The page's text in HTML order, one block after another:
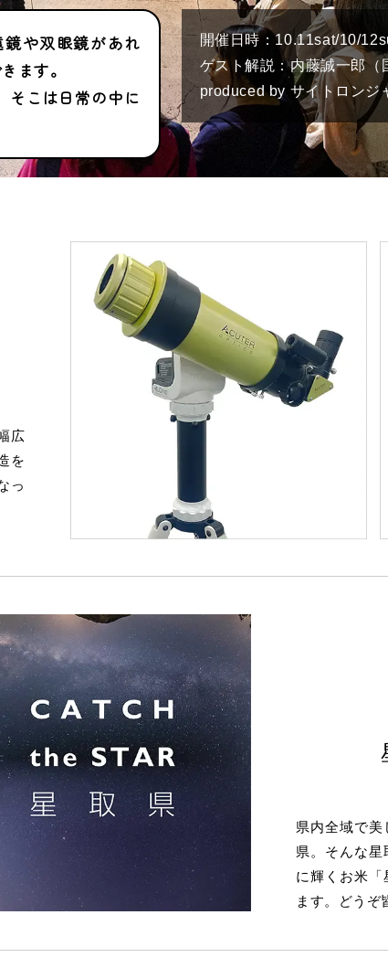
開催日時：10.11sat/10/
ゲスト解説：内藤誠一郎（
produced by サイトロンジ
や双眼鏡があれ
ます。
そこは日常の中に
広
を
っ
県内全域で美
県。そんな星
に輝くお米「
ます。どうぞ